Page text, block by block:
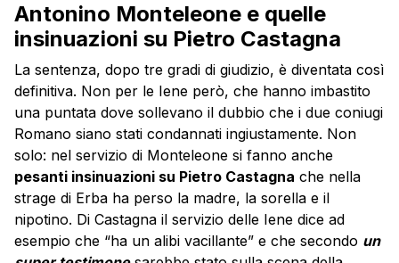
Antonino Monteleone e quelle
insinuazioni su Pietro Castagna
La sentenza, dopo tre gradi di giudizio, è diventata così
definitiva. Non per le Iene però, che hanno imbastito
una puntata dove sollevano il dubbio che i due coniugi
Romano siano stati condannati ingiustamente. Non
solo: nel servizio di Monteleone si fanno anche
pesanti insinuazioni su Pietro Castagna che nella
strage di Erba ha perso la madre, la sorella e il
nipotino. Di Castagna il servizio delle Iene dice ad
esempio che “ha un alibi vacillante” e che secondo un